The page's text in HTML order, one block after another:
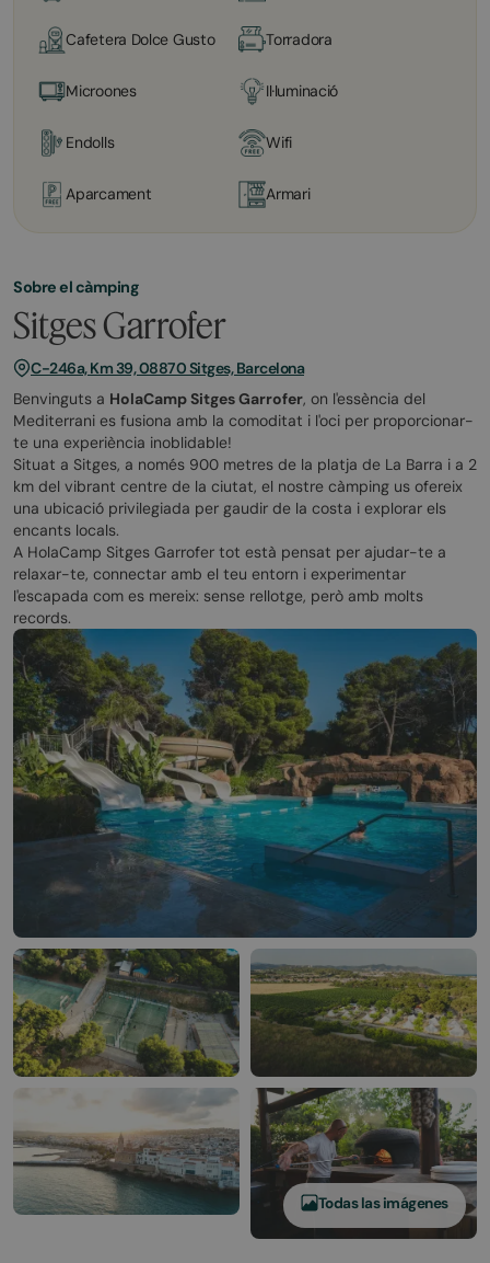
Cafetera Dolce Gusto Torradora
Microones Il·luminació
Endolls Wifi
Aparcament Armari
Sobre el càmping
Sitges Garrofer
C-246a, Km 39, 08870 Sitges, Barcelona
Benvinguts a HolaCamp Sitges Garrofer, on l'essència del
Mediterrani es fusiona amb la comoditat i l'oci per proporcionar-
te una experiència inoblidable!
Situat a Sitges, a només 900 metres de la platja de La Barra i a 2
km del vibrant centre de la ciutat, el nostre càmping us ofereix
una ubicació privilegiada per gaudir de la costa i explorar els
encants locals.
A HolaCamp Sitges Garrofer tot està pensat per ajudar-te a
relaxar-te, connectar amb el teu entorn i experimentar
l'escapada com es mereix: sense rellotge, però amb molts
records.
Todas las imágenes